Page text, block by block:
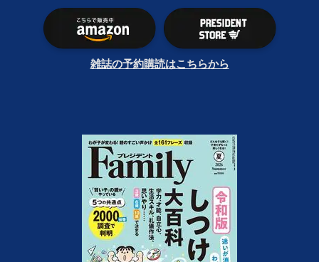
雑誌の予約購読はこちらから